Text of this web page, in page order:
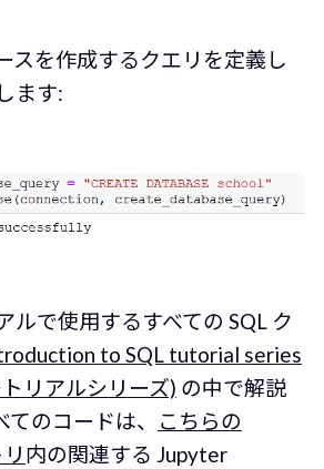
スを作成するクエリを定義し
ます:
ルで使用するすべての SQL ク
to SQL tutorial series
リアルシリーズ) の中で解説
のコードは、
こちらの
内の関連する Jupyter